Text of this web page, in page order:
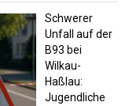
Schwerer
Unfall auf der
B93 bei
Wilkau-
Haßlau:
Jugendliche